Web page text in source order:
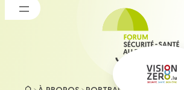
Aller
au